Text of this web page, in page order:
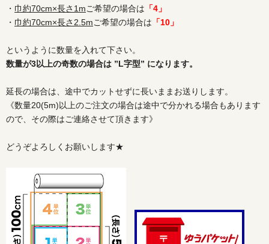
・ 巾約70cm×長さ1mご希望の場合は 「4」
・ 巾約70cm×長さ2.5mご希望の場合は 「10」
というように数量を入れて下さい。
数量が3以上の奇数の場合は ”L字型” になります。
延長の場合は、途中でカットせずに長いままお送りします。
《数量20(5m)以上のご注文の場合は途中で分かれる場合もあります
ので、その際はご連絡させて頂きます》
どうぞよろしくお願いします★